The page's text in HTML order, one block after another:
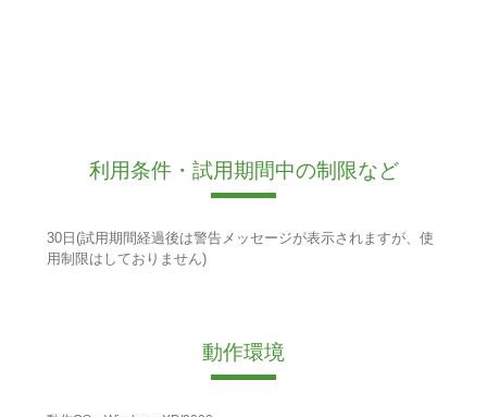
利用条件・試用期間中の制限など
30日(試用期間経過後は警告メッセージが表示されますが、使
用制限はしておりません)
動作環境